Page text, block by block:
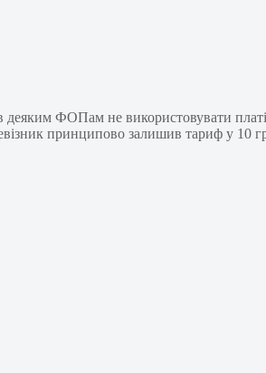
деяким ФОПам не використовувати
принципово залишив тариф у 10